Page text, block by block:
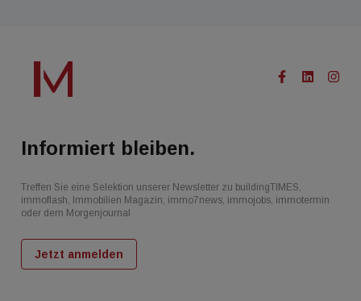
Informiert bleiben.
Treffen Sie eine Selektion unserer Newsletter zu buildingTIMES,
immoflash, Immobilien Magazin, immo7news, immojobs, immotermin
oder dem Morgenjournal
Jetzt anmelden